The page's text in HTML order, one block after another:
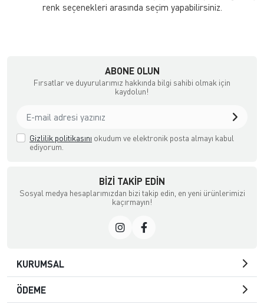
renk seçenekleri arasında seçim yapabilirsiniz.
ABONE OLUN
Fırsatlar ve duyurularımız hakkında bilgi sahibi olmak için
kaydolun!
Gizlilik politikasını okudum ve elektronik posta almayı kabul
ediyorum.
BIZI TAKIP EDIN
Sosyal medya hesaplarımızdan bizi takip edin, en yeni ürünlerimizi
kaçırmayın!
KURUMSAL
ÖDEME